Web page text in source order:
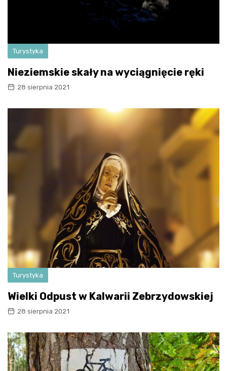
Turystyka
Nieziemskie skały na wyciągnięcie ręki
28 sierpnia 2021
Turystyka
Wielki Odpust w Kalwarii Zebrzydowskiej
28 sierpnia 2021